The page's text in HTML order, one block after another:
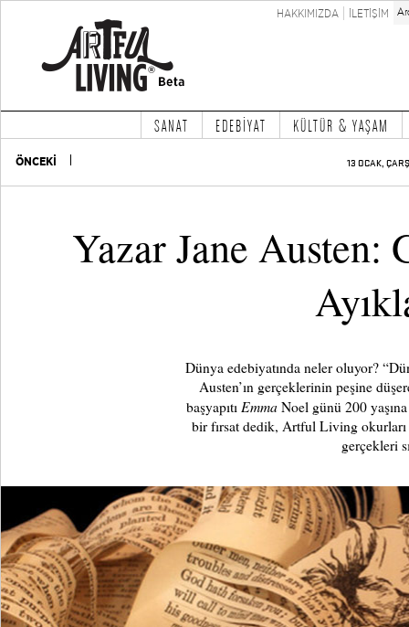
HAKKIMIZDA İLETİŞİM
SANAT EDEBİYAT KÜLTÜR & YAŞAM
ÖNCEKİ 13 OCAK,
Yazar Jane Austen:
Dünya edebiyatında neler oluyor?
Austen’ın gerçeklerinin peşine
başyapıtı Emma Noel günü 200
bir fırsat dedik, Artful Living
gerçekleri